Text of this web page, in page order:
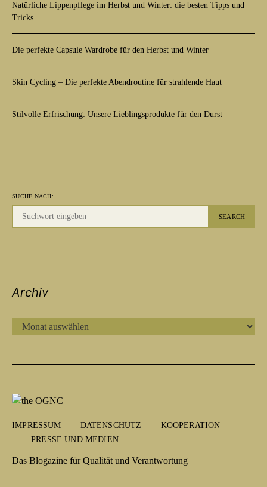
Natürliche Lippenpflege im Herbst und Winter: die besten Tipps und
Tricks
Die perfekte Capsule Wardrobe für den Herbst und Winter
Skin Cycling – Die perfekte Abendroutine für strahlende Haut
Stilvolle Erfrischung: Unsere Lieblingsprodukte für den Durst
SUCHE NACH:
SEARCH
Archiv
IMPRESSUM DATENSCHUTZ
KOOPERATION
PRESSE UND MEDIEN
Das Blogazine für Qualität und Verantwortung